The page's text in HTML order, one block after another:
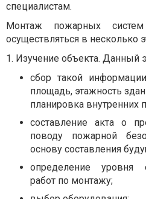
специалистам.
Монтаж пожарных
осуществляться в несколько
1. Изучение объекта. Данный
сбор такой
площадь, этажность
планировка внутренних
составление акта о
поводу пожарной
основу составления
определение уровня
работ по монтажу;